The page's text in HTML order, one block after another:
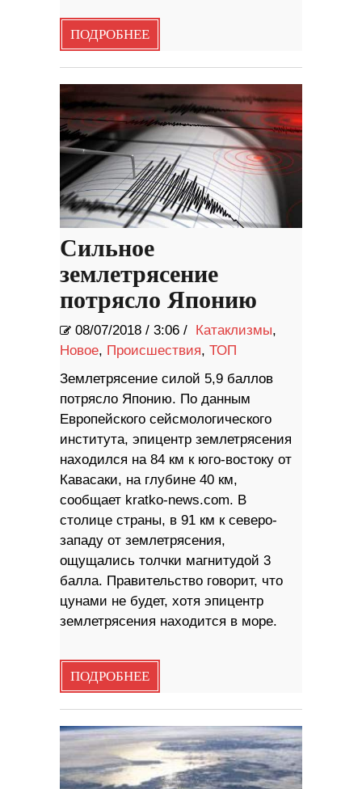
ПОДРОБНЕЕ
Сильное
землетрясение
потрясло Японию
08/07/2018 / 3:06 / Катаклизмы,
Новое, Происшествия, ТОП
Землетрясение силой 5,9 баллов
потрясло Японию. По данным
Европейского сейсмологического
института, эпицентр землетрясения
находился на 84 км к юго-востоку от
Кавасаки, на глубине 40 км,
сообщает kratko-news.com. В
столице страны, в 91 км к северо-
западу от землетрясения,
ощущались толчки магнитудой 3
балла. Правительство говорит, что
цунами не будет, хотя эпицентр
землетрясения находится в море.
ПОДРОБНЕЕ